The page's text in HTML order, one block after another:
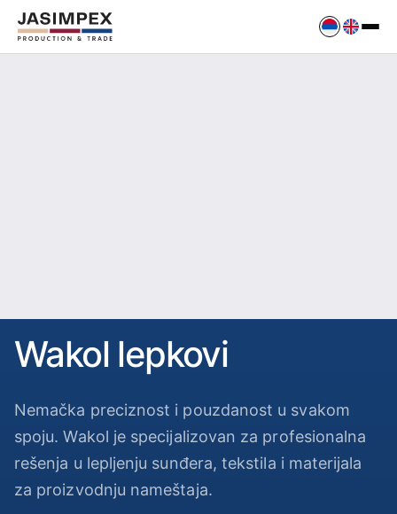
Wakol lepkovi
Nemačka preciznost i pouzdanost u svakom
spoju. Wakol je specijalizovan za profesionalna
rešenja u lepljenju sunđera, tekstila i materijala
za proizvodnju nameštaja.